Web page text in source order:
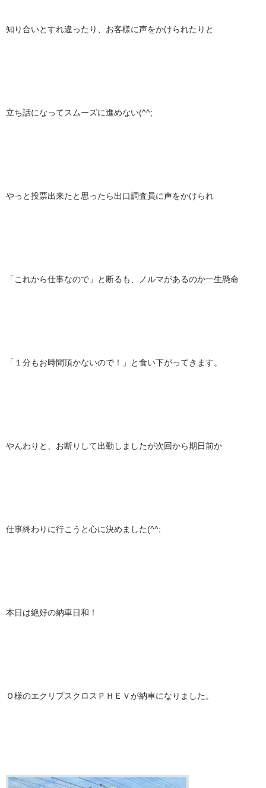
知り合いとすれ違ったり、お客様に声をかけられたりと
立ち話になってスムーズに進めない(^^;
やっと投票出来たと思ったら出口調査員に声をかけられ
「これから仕事なので」と断るも、ノルマがあるのか一生懸命
「１分もお時間頂かないので！」と食い下がってきます。
やんわりと、お断りして出勤しましたが次回から期日前か
仕事終わりに行こうと心に決めました(^^;
本日は絶好の納車日和！
Ｏ様のエクリプスクロスＰＨＥＶが納車になりました。